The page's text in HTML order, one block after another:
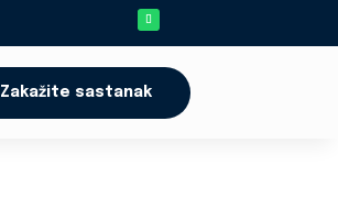
Zakažite sastanak